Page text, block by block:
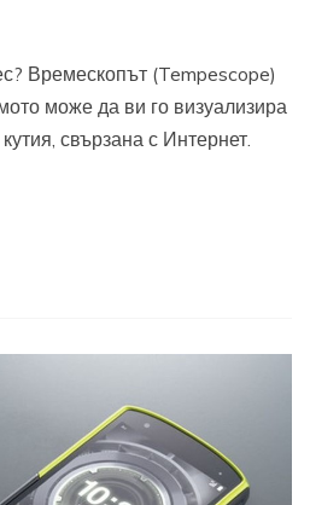
Времескопът (Tempescope)
може да ви го визуализира
свързана с Интернет.